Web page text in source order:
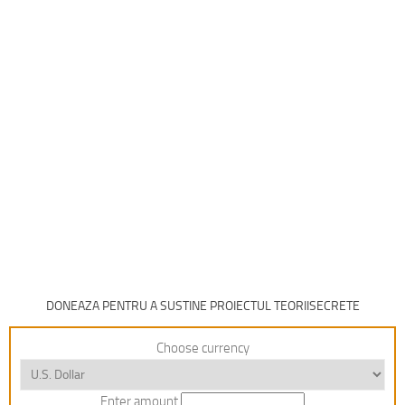
DONEAZA PENTRU A SUSTINE PROIECTUL TEORIISECRETE
Choose currency
Enter amount